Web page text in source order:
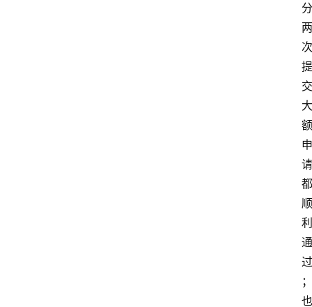
分
两
次
提
交
大
额
申
请
都
顺
利
通
过
；
也